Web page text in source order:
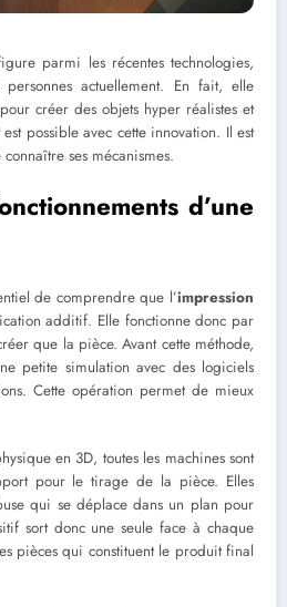
parmi les récentes technologies,
actuellement. En fait, elle
créer des objets hyper réalistes et
possible avec cette innovation. Il est
ses mécanismes.
d’une
de comprendre que l’impression
additif. Elle fonctionne donc par
que la pièce. Avant cette méthode,
petite simulation avec des logiciels
Cette opération permet de mieux
en 3D, toutes les machines sont
pour le tirage de la pièce. Elles
qui se déplace dans un plan pour
sort donc une seule face à chaque
pièces qui constituent le produit final